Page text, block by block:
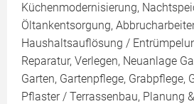
Küchenmodernisierung,
Öltankentsorgung,
Haushaltsauflösung /
Reparatur, Verlegen, Neuanlage
Garten, Gartenpflege, Grabpflege,
Pflaster / Terrassenbau, Planung